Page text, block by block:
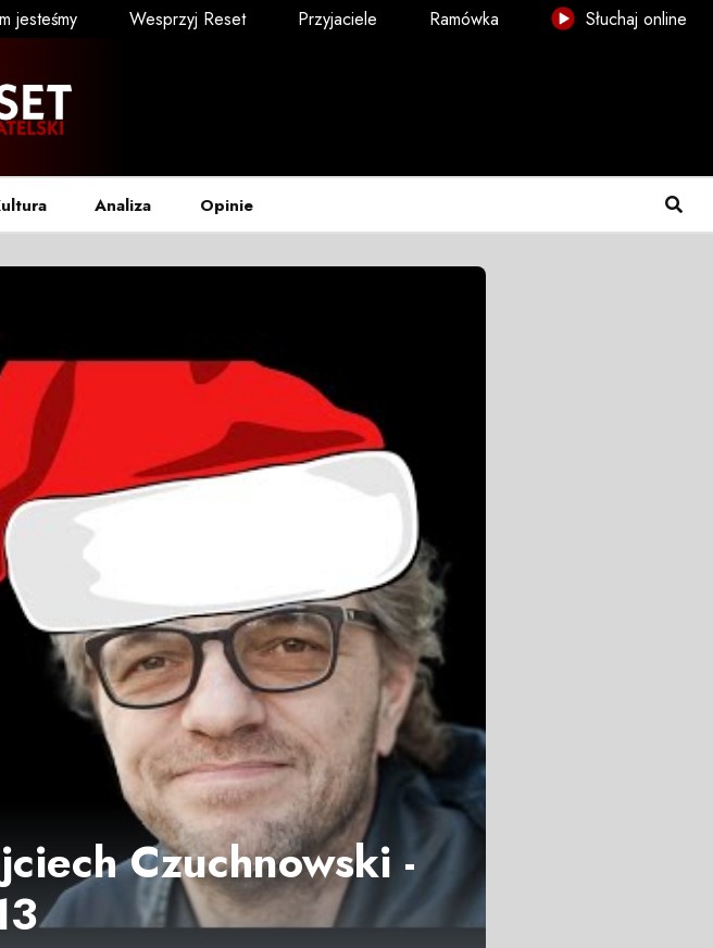
jesteśmy Wesprzyj Reset Przyjaciele Ramówka Słuchaj online
Analiza Opinie
Czuchnowski -